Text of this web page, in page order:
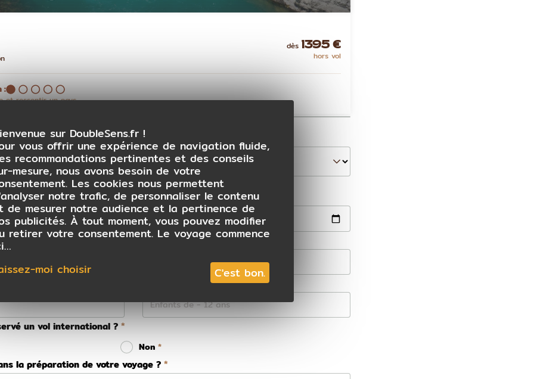
dès 1395 €
hors vol
:
et ressentir un pays.
(même approximative) ?
place
un vol international ?
Non
la préparation de votre voyage ?
sur DoubleSens.fr !
vous offrir une expérience de navigation fluide,
recommandations pertinentes et des conseils
mesure, nous avons besoin de votre
Les cookies nous permettent
notre trafic, de personnaliser le contenu
de mesurer notre audience et la pertinence de
publicités. À tout moment, vous pouvez modifier
retirer votre consentement. Le voyage commence
moi choisir
C'est bon.